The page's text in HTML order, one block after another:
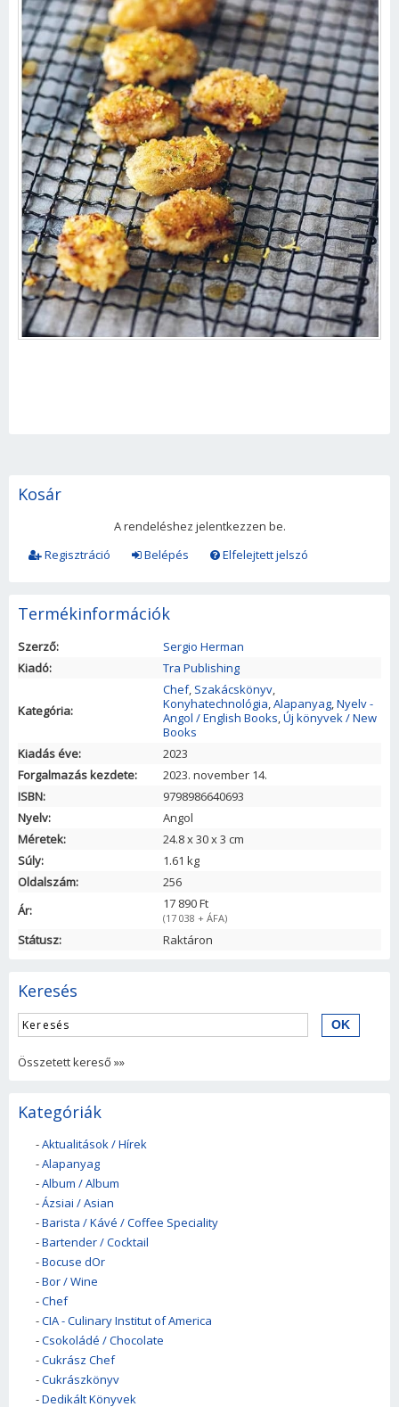
Kosár
A rendeléshez jelentkezzen be.
Regisztráció
Belépés Elfelejtett jelszó
Termékinformációk
Szerző:
Sergio Herman
Kiadó:
Tra Publishing
Kategória:
Chef, Szakácskönyv,
Konyhatechnológia,Alapanyag,Nyelv -
Angol / English Books,Új könyvek / New
Books
Kiadás éve:
2023
Forgalmazás kezdete:
2023. november 14.
ISBN:
9798986640693
Nyelv:
Angol
Méretek:
24.8x30x3 cm
Súly:
1.61 kg
Oldalszám:
256
Ár:
17 890 Ft
(17 038 + ÁFA)
Státusz: Raktáron
Keresés
Összetett kereső »»
Kategóriák
-Aktualitások / Hírek
-Alapanyag
-Album / Album
-Ázsiai / Asian
-Barista / Kávé / Coffee Speciality
-Bartender / Cocktail
-Bocuse dOr
-Bor / Wine
-Chef
-CIA - Culinary Institut of America
-Csokoládé / Chocolate
-Cukrász Chef
-Cukrászkönyv
-Dedikált Könyvek